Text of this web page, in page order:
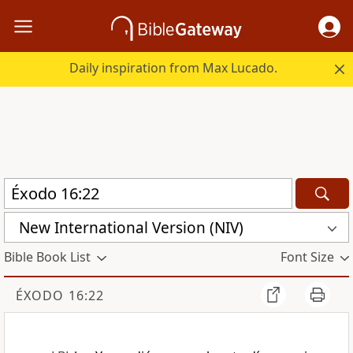
Daily inspiration from Max Lucado.
New International Version (NIV)
Bible Book List Font Size
ÉXODO 16:22